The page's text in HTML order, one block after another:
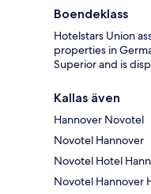
Boendeklass
Hotelstars Union
properties in
Superior and is
Kallas även
Hannover Novotel
Novotel Hannover
Novotel Hotel
Novotel Hannover